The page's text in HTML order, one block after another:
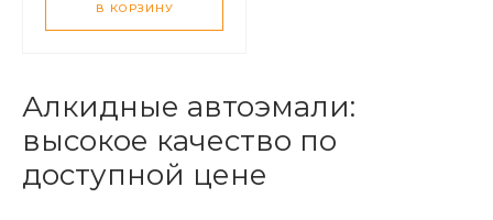
В КОРЗИНУ
Алкидные автоэмали:
высокое качество по
доступной цене